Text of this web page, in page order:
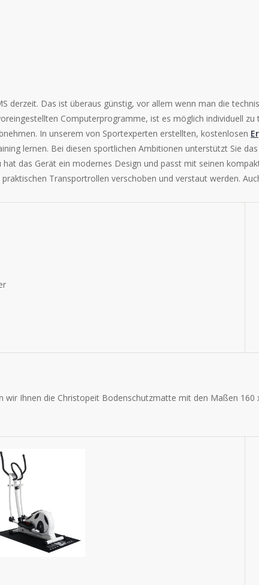
derzeit. Das ist überaus günstig, vor allem wenn man die
Computerprogramme, ist es möglich individuell zu
In unserem von Sportexperten erstellten, kostenlosen
lernen. Bei diesen sportlichen Ambitionen unterstützt Sie
hat das Gerät ein modernes Design und passt mit seinen
Transportrollen verschoben und verstaut werden.
wir Ihnen die Christopeit Bodenschutzmatte mit den Maßen 160